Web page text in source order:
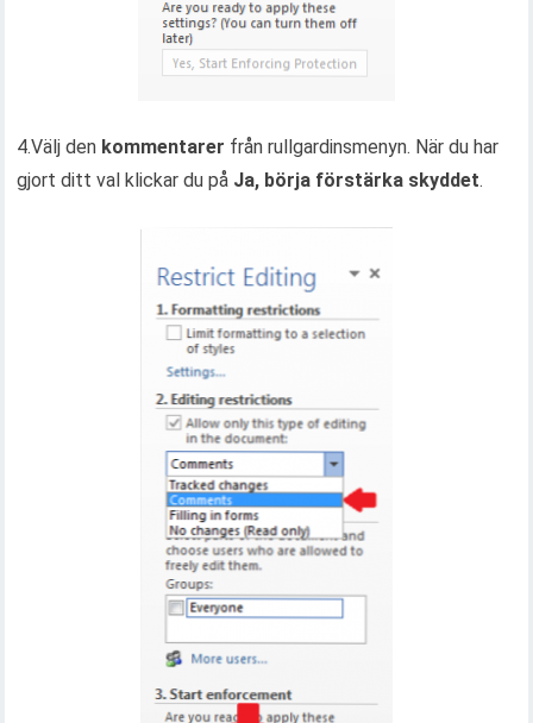
4.Välj den kommentarer från rullgardinsmenyn. När du har
gjort ditt val klickar du på Ja, börja förstärka skyddet.